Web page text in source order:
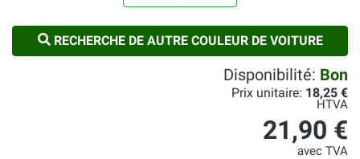
RECHERCHE DE AUTRE COULEUR DE VOITURE
Disponibilité: Bon
Prix unitaire: 18,25 €
HTVA
21,90 €
avec TVA